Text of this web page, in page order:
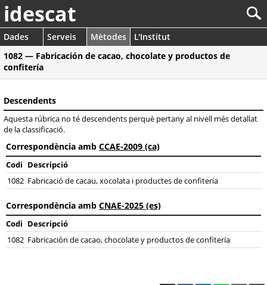
idescat
Dades Serveis Mètodes
L'Institut
1082 — Fabricación de cacao, chocolate y productos de
confitería
Descendents
Aquesta rúbrica no té descendents perquè pertany al nivell més detallat
de la classificació.
Correspondència amb CCAE-2009 (ca)
Codi Descripció
1082 Fabricació de cacau, xocolata i productes de confiteria
Correspondència amb CNAE-2025 (es)
Codi Descripció
1082 Fabricación de cacao, chocolate y productos de confitería